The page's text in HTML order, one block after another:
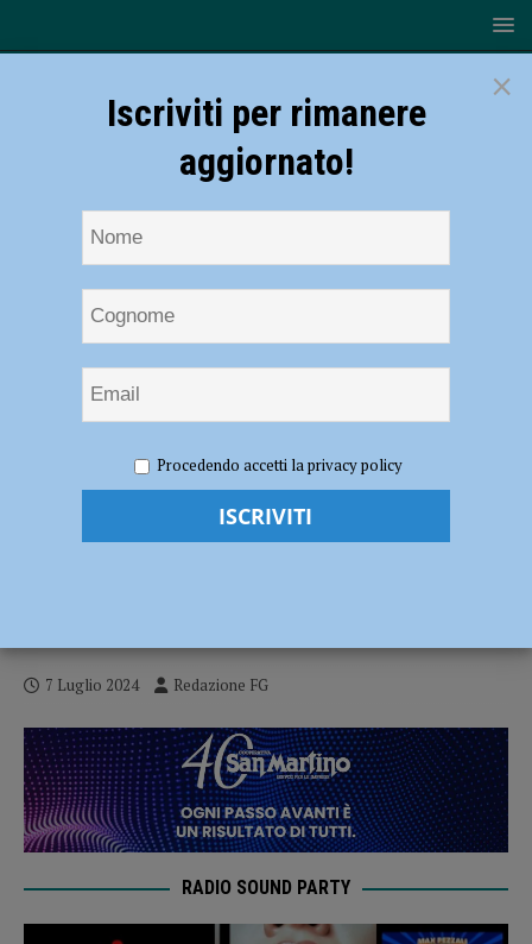
strutturale di Bastione Borghetto, Torrione Fodesta e Caserma Dal
Verme: dal Demanio tre milioni di euro
Consolidamento strutturale di Bastione
7 Luglio 2024 Redazione FG
RADIO SOUND PARTY
×
Iscriviti per rimanere
aggiornato!
Procedendo accetti la privacy policy